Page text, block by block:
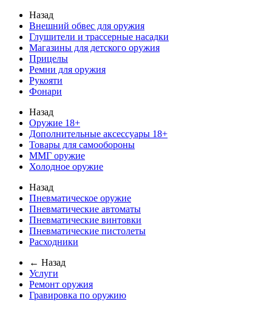
Назад
Внешний обвес для оружия
Глушители и трассерные насадки
Магазины для детского оружия
Прицелы
Ремни для оружия
Рукояти
Фонари
Назад
Оружие 18+
Дополнительные аксессуары 18+
Товары для самообороны
ММГ оружие
Холодное оружие
Назад
Пневматическое оружие
Пневматические автоматы
Пневматические винтовки
Пневматические пистолеты
Расходники
← Назад
Услуги
Ремонт оружия
Гравировка по оружию